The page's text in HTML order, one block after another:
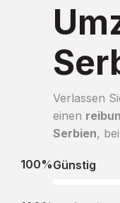
Verlassen
einen
Serbien,
Günstig
100%